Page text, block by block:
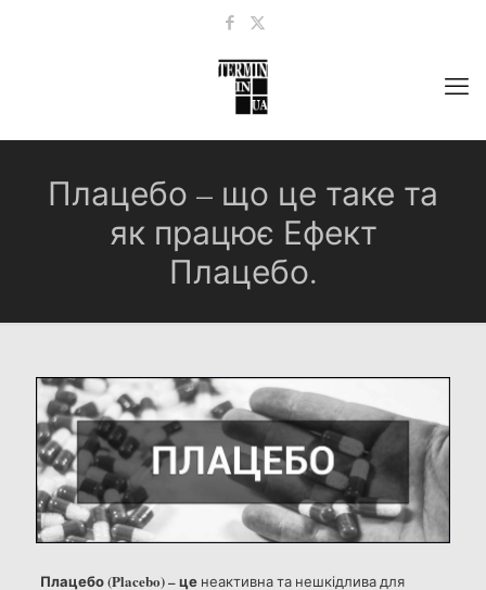
Плацебо – що це таке та
як працює Ефект
Плацебо.
Плацебо (Placebo) – ценеактивна та нешкідлива для